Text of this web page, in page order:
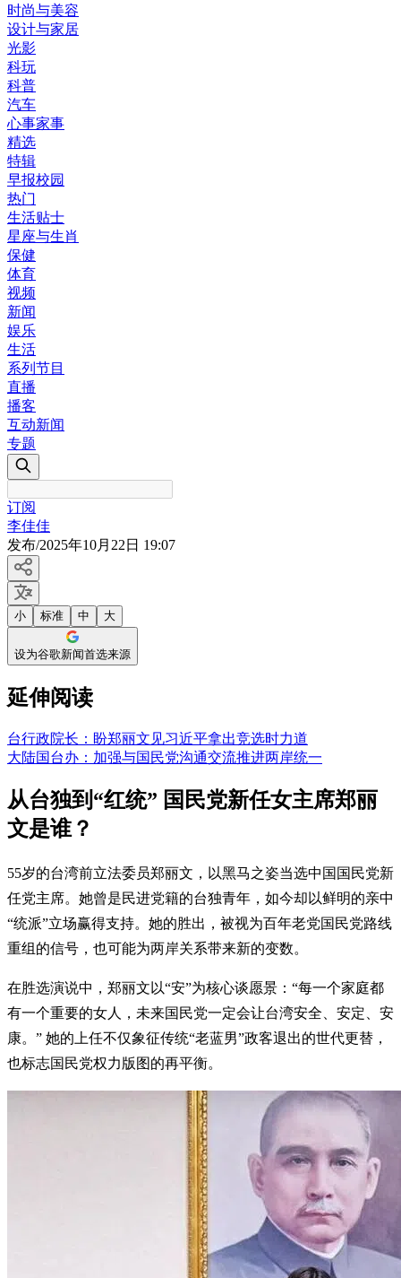
时尚与美容
设计与家居
光影
科玩
科普
汽车
心事家事
精选
特辑
早报校园
热门
生活贴士
星座与生肖
保健
体育
视频
新闻
娱乐
生活
系列节目
直播
播客
互动新闻
专题
订阅
李佳佳
发布/2025年10月22日 19:07
小 标准 中 大
设为谷歌新闻首选来源
延伸阅读
台行政院长：盼郑丽文见习近平拿出竞选时力道
大陆国台办：加强与国民党沟通交流推进两岸统一
从台独到“红统” 国民党新任女主席郑丽
文是谁？
55岁的台湾前立法委员郑丽文，以黑马之姿当选中国国民党新
任党主席。她曾是民进党籍的台独青年，如今却以鲜明的亲中
“统派”立场赢得支持。她的胜出，被视为百年老党国民党路线
重组的信号，也可能为两岸关系带来新的变数。
在胜选演说中，郑丽文以“安”为核心谈愿景：“每一个家庭都
有一个重要的女人，未来国民党一定会让台湾安全、安定、安
康。” 她的上任不仅象征传统“老蓝男”政客退出的世代更替，
也标志国民党权力版图的再平衡。